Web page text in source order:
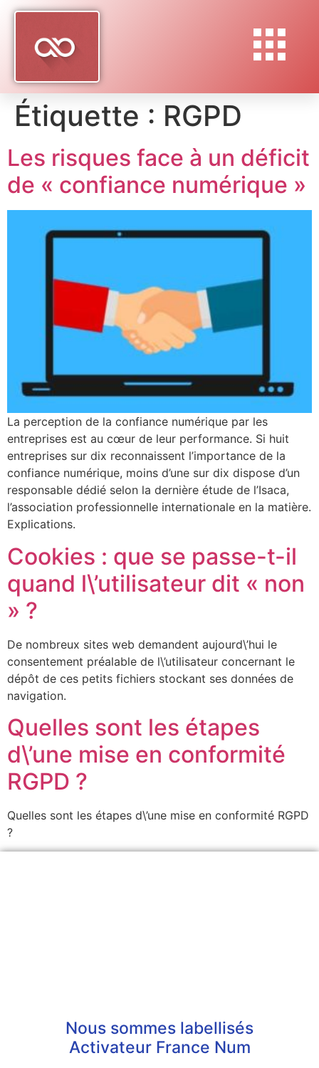
Étiquette : RGPD
Les risques face à un déficit
de « confiance numérique »
La perception de la confiance numérique par les
entreprises est au cœur de leur performance. Si huit
entreprises sur dix reconnaissent l’importance de la
confiance numérique, moins d’une sur dix dispose d’un
responsable dédié selon la dernière étude de l’Isaca,
l’association professionnelle internationale en la matière.
Explications.
Cookies : que se passe-t-il
quand l\’utilisateur dit « non
» ?
De nombreux sites web demandent aujourd\’hui le
consentement préalable de l\’utilisateur concernant le
dépôt de ces petits fichiers stockant ses données de
navigation.
Quelles sont les étapes
d\’une mise en conformité
RGPD ?
Quelles sont les étapes d\’une mise en conformité RGPD
?
Nous sommes labellisés
Activateur France Num